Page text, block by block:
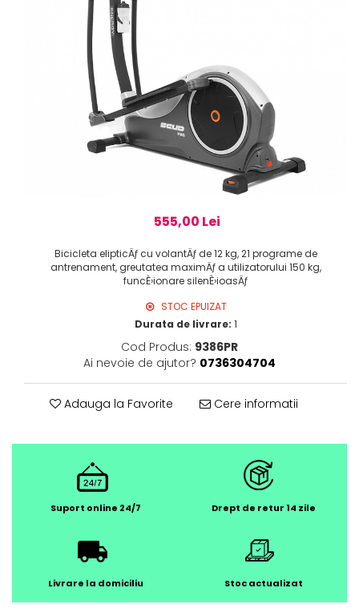
555,00 Lei
Bicicleta elipticÄƒ cu volantÄƒ de 12 kg, 21 programe de
antrenament, greutatea maximÄƒ a utilizatorului 150 kg,
funcÈ›ionare silenÈ›ioasÄƒ
STOC EPUIZAT
Durata de livrare: 1
Cod Produs: 9386PR
Ai nevoie de ajutor? 0736304704
Adauga la Favorite Cere informatii
Suport online 24/7 Drept de retur 14 zile
Livrare la domiciliu Stoc actualizat